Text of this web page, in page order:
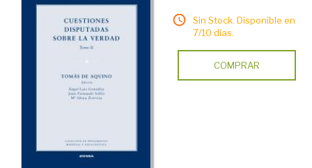
Sin Stock. Disponible en
7/10 días.
COMPRAR